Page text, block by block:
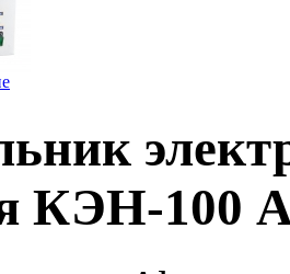
КЭН-100